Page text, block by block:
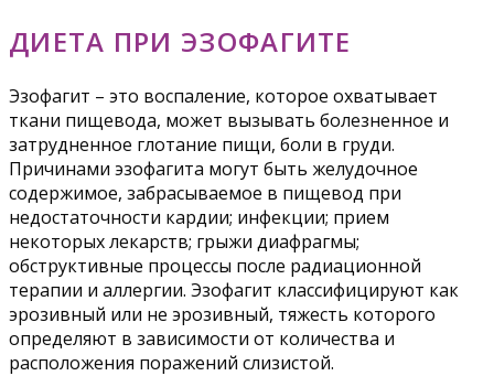
ДИЕТА ПРИ ЭЗОФАГИТЕ
Эзофагит – это воспаление, которое охватывает
ткани пищевода, может вызывать болезненное и
затрудненное глотание пищи, боли в груди.
Причинами эзофагита могут быть желудочное
содержимое, забрасываемое в пищевод при
недостаточности кардии; инфекции; прием
некоторых лекарств; грыжи диафрагмы;
обструктивные процессы после радиационной
терапии и аллергии. Эзофагит классифицируют как
эрозивный или не эрозивный, тяжесть которого
определяют в зависимости от количества и
расположения поражений слизистой.